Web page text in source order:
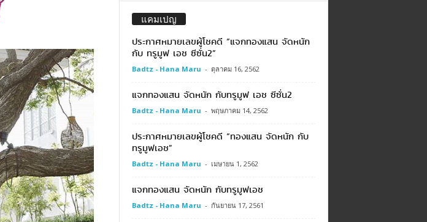
แคมเปญ
ประกาศหมายเลขผู้โชคดี “แจกทองแสน จัดหนัก
กับ ทรูมูฟ เอช ซีซั่น2”
Badtz - Hana Maru - ตุลาคม 16, 2562
แจกทองแสน จัดหนัก กับทรูมูฟ เอช ซีซั่น2
Badtz - Hana Maru - พฤษภาคม 14, 2562
ประกาศหมายเลขผู้โชคดี “ทองแสน จัดหนัก กับ
ทรูมูฟเอช”
Badtz - Hana Maru - เมษายน 1, 2562
แจกทองแสน จัดหนัก กับทรูมูฟเอช
Badtz - Hana Maru - กันยายน 17, 2561